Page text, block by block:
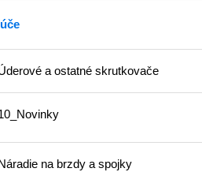
a ostatné skrutkovače
na brzdy a spojky